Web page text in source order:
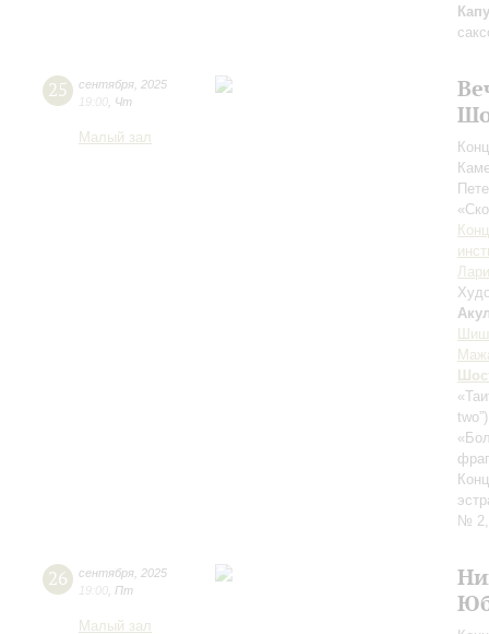
25 сентября 2025
19:00 Чт
Малый зал
№ 2,
26 сентября 2025
19:00 Пт
Малый зал